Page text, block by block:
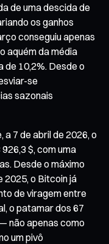
de uma descida de
os ganhos
conseguiu apenas
aquém da média
10,2%. Desde o
se
sazonais
7 de abril de 2026, o
$, com uma
Desde o máximo
2025, o Bitcoin já
de viragem entre
o patamar dos 67
não apenas como
um pivô